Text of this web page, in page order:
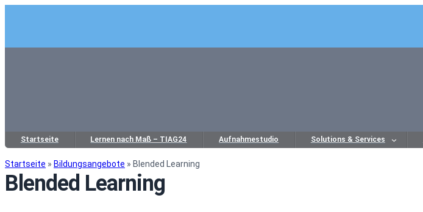
Startseite Lernen nach Maß – TIAG24 Aufnahmestudio Solutions & Services
Startseite » Bildungsangebote » Blended Learning
Blended Learning